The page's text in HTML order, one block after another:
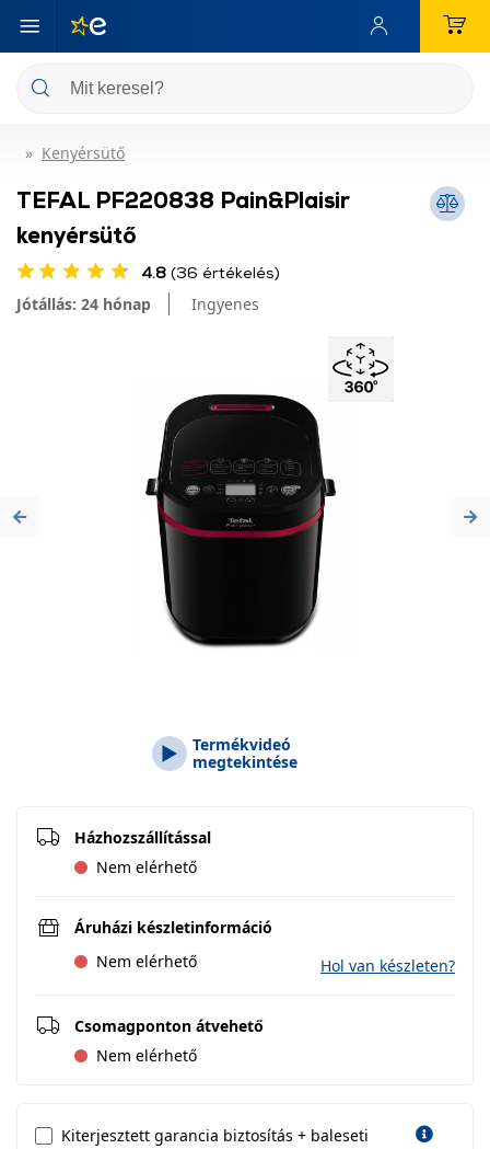
Kenyérsütő
TEFAL PF220838 Pain&Plaisir
kenyérsütő
4.8 (36 értékelés)
Jótállás: 24 hónap Ingyenes
Previous
Termékvideó
megtekintése
Házhozszállítással
Nem elérhető
Áruházi készletinformáció
Nem elérhető
Hol van készleten?
Csomagponton átvehető
Nem elérhető
Kiterjesztett garancia biztosítás + baleseti